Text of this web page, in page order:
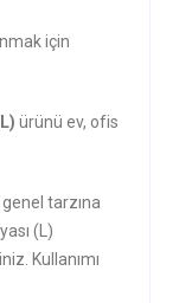
için
ürünü ev, ofis
tarzına
(L)
Kullanımı